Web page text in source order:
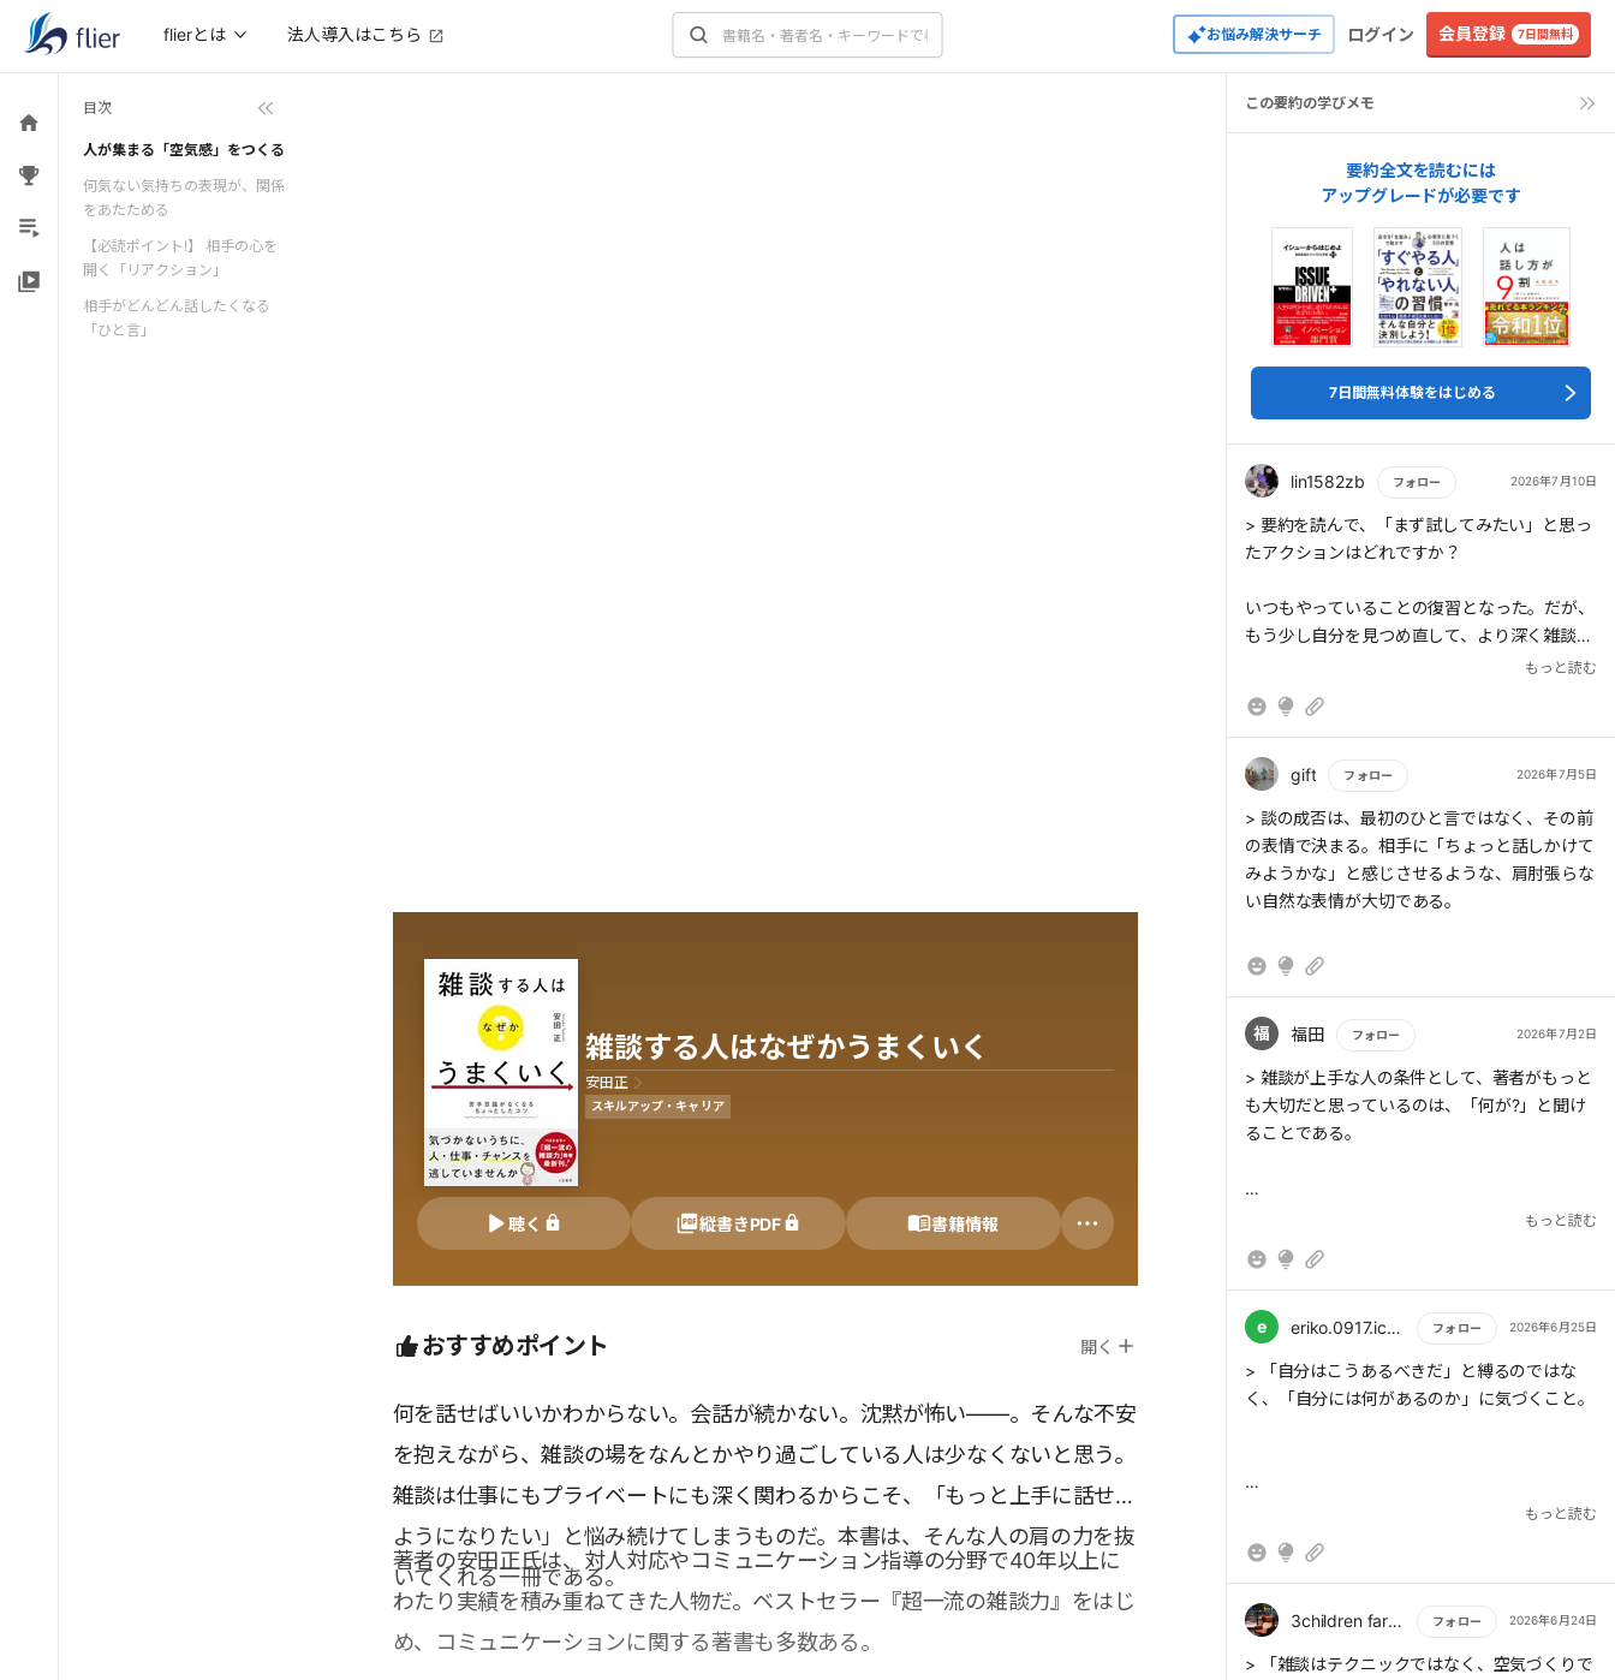
flierとは 法人導入はこちら お悩み解決サーチ ログイン 会員登録 7日間無料
目次
人が集まる「空気感」をつくる
何気ない気持ちの表現が、関係
をあたためる
【必読ポイント!】 相手の心を
開く「リアクション」
相手がどんどん話したくなる
「ひと言」
雑談する人はなぜかうまくいく
安田正
スキルアップ・キャリア
聴く 縦書きPDF 書籍情報
おすすめポイント 開く
何を話せばいいかわからない。会話が続かない。沈黙が怖い――。そんな不安
を抱えながら、雑談の場をなんとかやり過ごしている人は少なくないと思う。
雑談は仕事にもプライベートにも深く関わるからこそ、「もっと上手に話せる
ようになりたい」と悩み続けてしまうものだ。本書は、そんな人の肩の力を抜
いてくれる一冊である。
著者の安田正氏は、対人対応やコミュニケーション指導の分野で40年以上に
わたり実績を積み重ねてきた人物だ。ベストセラー『超一流の雑談力』をはじ
め、コミュニケーションに関する著書も多数ある。
この要約の学びメモ
要約全文を読むには
アップグレードが必要です
7日間無料体験をはじめる
lin1582zb フォロー 2026年7月10日
もっと読む
> 要約を読んで、「まず試してみたい」と思っ
たアクションはどれですか？
いつもやっていることの復習となった。だが、
もう少し自分を見つめ直して、より深く雑談を
愉しめるように興味を持ち接していきたいと思
もっと読む
gift フォロー 2026年7月5日
もっと読む
> 談の成否は、最初のひと言ではなく、その前
の表情で決まる。相手に「ちょっと話しかけて
みようかな」と感じさせるような、肩肘張らな
い自然な表情が大切である。
福 福田 フォロー 2026年7月2日
もっと読む
> 雑談が上手な人の条件として、著者がもっと
も大切だと思っているのは、「何が?」と聞け
ることである。
が?」ではなく、まず「何が?」と聞くこと。場
である。
もっと読む
e eriko.0917.ichigodaihuku フォロー 2026年6月25日
もっと読む
> 「自分はこうあるべきだ」と縛るのではな
く、「自分には何があるのか」に気づくこと。
> 「何が?」という問いには、相手の気持ちを
「あ、この人はちゃんと話を聞いてくれる人
もっと読む
3children farther フォロー 2026年6月24日
もっと読む
> 「雑談はテクニックではなく、空気づくりで